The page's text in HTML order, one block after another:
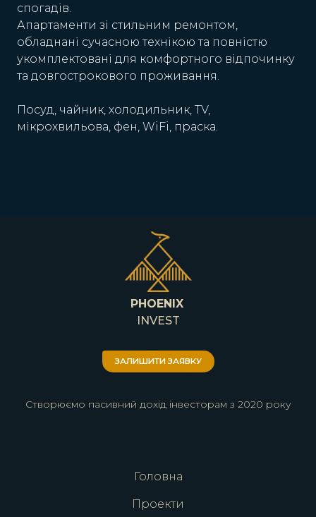
спогадів.
Апартаменти зі стильним ремонтом,
обладнані сучасною технікою та повністю
укомплектовані для комфортного відпочинку
та довгострокового проживання.
Посуд, чайник, холодильник, TV,
мікрохвильова, фен, WiFi, праска.
PHOENIX
INVEST
ЗАЛИШИТИ ЗАЯВКУ
Створюємо пасивний дохід інвесторам з 2020 року
Головна
Проекти